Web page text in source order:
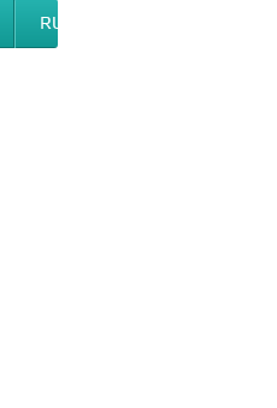
RUSSIA BOMBS CHILDREN'S